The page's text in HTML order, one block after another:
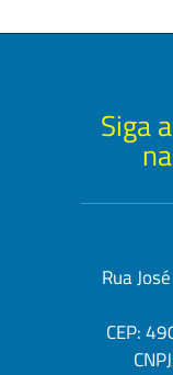
Siga
Rua
CEP: